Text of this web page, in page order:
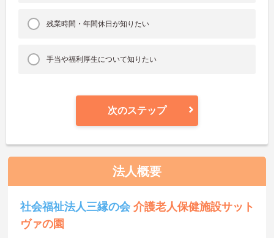
残業時間・年間休日が知りたい
手当や福利厚生について知りたい
次のステップ
法人概要
社会福祉法人三縁の会介護老人保健施設サット
ヴァの園